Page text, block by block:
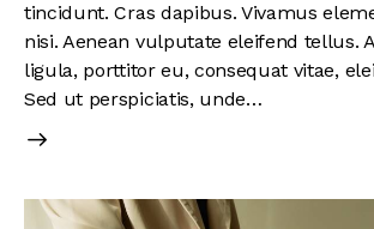
tincidunt. Cras dapibus. Vivamus
nisi. Aenean vulputate eleifend tellus.
ligula, porttitor eu, consequat vitae,
Sed ut perspiciatis, unde…